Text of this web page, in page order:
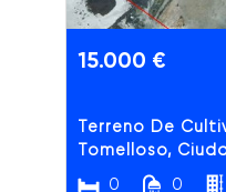
15.000 €
Terreno De
Tomelloso,
0 0